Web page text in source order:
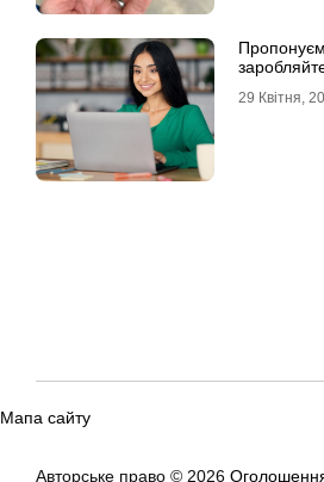
29 Квітня,
Мапа сайту
Авторське право © 2026